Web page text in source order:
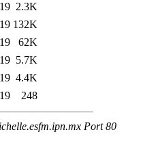
2.3K
132K
62K
5.7K
4.4K
248
Port 80